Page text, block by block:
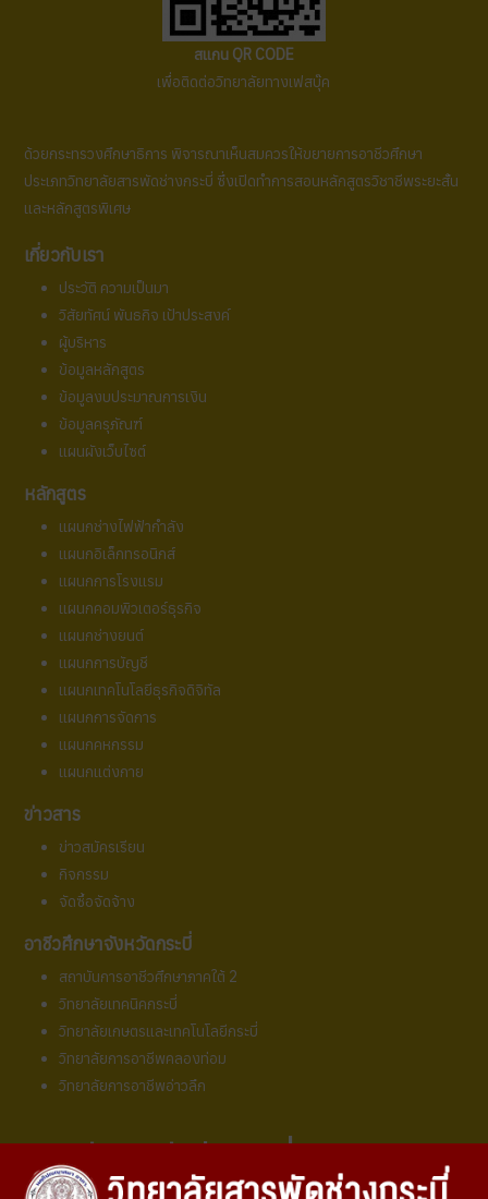
สแกน QR CODE
เพื่อติดต่อวิทยาลัยทางเฟสบุ๊ค
ด้วยกระทรวงศึกษาธิการ พิจารณาเห็นสมควรให้ขยายการอาชีวศึกษา
ประเภทวิทยาลัยสารพัดช่างกระบี่ ซึ่งเปิดทำการสอนหลักสูตรวิชาชีพระยะสั้น
และหลักสูตรพิเศษ
เกี่ยวกับเรา
ประวัติ ความเป็นมา
วิสัยทัศน์ พันธกิจ เป้าประสงค์
ผู้บริหาร
ข้อมูลหลักสูตร
ข้อมูลงบประมาณการเงิน
ข้อมูลครุภัณฑ์
แผนผังเว็บไซต์
หลักสูตร
แผนกช่างไฟฟ้ากำลัง
แผนกอิเล็กทรอนิกส์
แผนกการโรงแรม
แผนกคอมพิวเตอร์ธุรกิจ
แผนกช่างยนต์
แผนกการบัญชี
แผนกเทคโนโลยีธุรกิจดิจิทัล
แผนกการจัดการ
แผนกคหกรรม
แผนกแต่งกาย
ข่าวสาร
ข่าวสมัครเรียน
กิจกรรม
จัดซื้อจัดจ้าง
อาชีวศึกษาจังหวัดกระบี่
สถาบันการอาชีวศึกษาภาคใต้ 2
วิทยาลัยเทคนิคกระบี่
วิทยาลัยเกษตรและเทคโนโลยีกระบี่
วิทยาลัยการอาชีพคลองท่อม
วิทยาลัยการอาชีพอ่าวลึก
วิทยาลัยสารพัดช่างกระบี่